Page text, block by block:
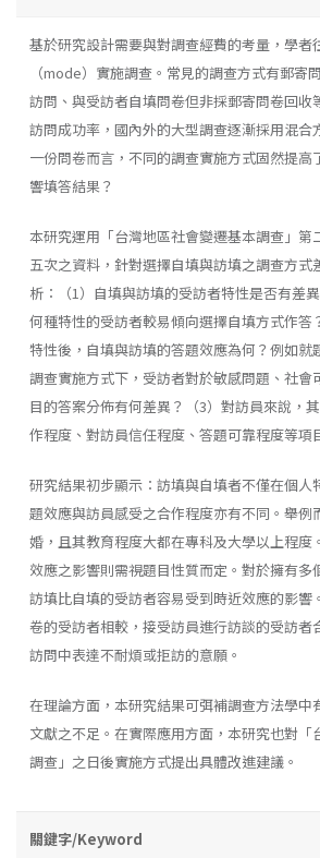
基於研究設計需要與對調查經費的考量，學者
（mode）實施調查。常見的調查方式有郵寄
訪問、與受訪者自填問卷但非採郵寄問卷回收
訪問成功率，國內外的大型調查逐漸採用混合
一份問卷而言，不同的調查實施方式固然提高
響填答結果？
本研究運用「台灣地區社會變遷基本調查」第
五次之資料，針對選擇自填與訪填之調查方式
析：（1）自填與訪填的受訪者特性是否有差
何種特性的受訪者較易傾向選擇自填方式作答
特性後，自填與訪填的答題效應為何？例如就
調查實施方式下，受訪者對於敏感問題、社會
目的答案分佈有何差異？（3）對訪員來說，
作程度、對訪員信任程度、答題可靠程度等項
研究結果初步顯示：訪填與自填者不僅在個人
題效應與訪員感受之合作程度亦有不同。舉例
婚，且其教育程度大都在專科及大學以上程度
效應之影響則需視題目性質而定。對於擁有多
訪填比自填的受訪者容易受到時近效應的影響
卷的受訪者相較，接受訪員進行訪談的受訪者
訪問中表達不耐煩或拒訪的意願。
在理論方面，本研究結果可弭補調查方法學中
文獻之不足。在實際應用方面，本研究也對「
調查」之日後實施方式提出具體改進建議。
關鍵字/Keyword